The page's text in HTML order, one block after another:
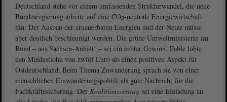
Deutschland stehe vor einem umfassenden Strukturwandel, die neue
Bundesregierung arbeite auf eine CO2-neutrale Energiewirtschaft
hin: Der Ausbau der erneuerbaren Energien und der Netze müsse
aber deutlich beschleunigt werden. Die grüne Umweltministerin im
Bund – aus Sachsen-Anhalt! – sei ein echter Gewinn. Pähle lobte
den Mindestlohn von zwölf Euro als einen positiven Aspekt für
Ostdeutschland. Beim Thema Zuwanderung sprach sie von einer
menschlichen Einwanderungspolitik als gute Nachricht für die
Fachkräftesicherung. Der Koalitionsvertrag sei eine Einladung an